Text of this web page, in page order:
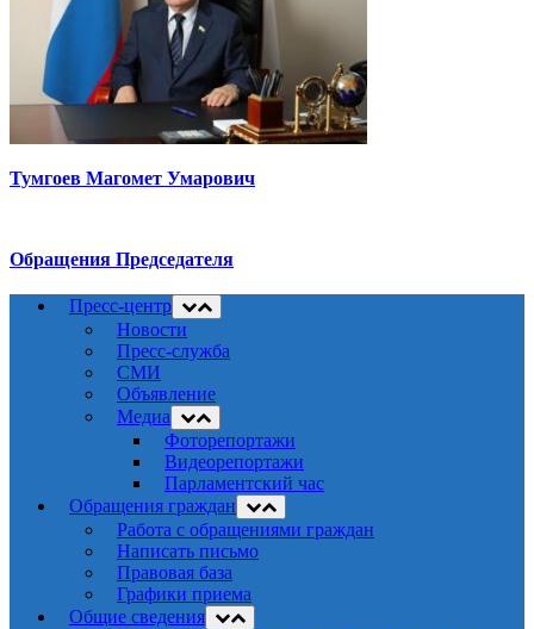
Тумгоев Магомет Умарович
Обращения Председателя
Пресс-центр
Новости
Пресс-служба
СМИ
Объявление
Медиа
Фоторепортажи
Видеорепортажи
Парламентский час
Обращения граждан
Работа с обращениями граждан
Написать письмо
Правовая база
Графики приема
Общие сведения